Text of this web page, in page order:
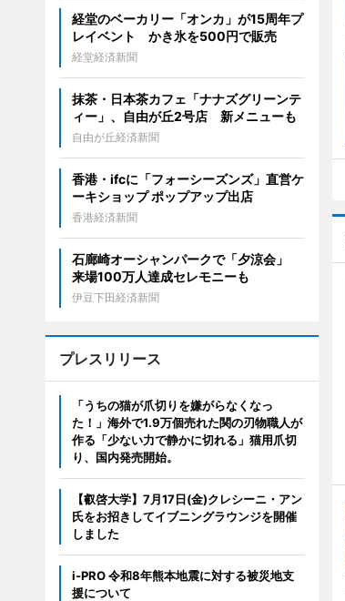
経堂のベーカリー「オンカ」が15周年プ
レイベント かき氷を500円で販売
経堂経済新聞
抹茶・日本茶カフェ「ナナズグリーンテ
ィー」、自由が丘2号店 新メニューも
自由が丘経済新聞
香港・ifcに「フォーシーズンズ」直営ケ
ーキショップ ポップアップ出店
香港経済新聞
石廊崎オーシャンパークで「夕涼会」
来場100万人達成セレモニーも
伊豆下田経済新聞
プレスリリース
「うちの猫が爪切りを嫌がらなくなっ
た！」海外で1.9万個売れた関の刃物職人が
作る「少ない力で静かに切れる」猫用爪切
り、国内発売開始。
【叡啓大学】7月17日(金)クレシーニ・アン
氏をお招きしてイブニングラウンジを開催
しました
i-PRO 令和8年熊本地震に対する被災地支
援について